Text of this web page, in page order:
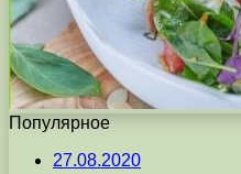
Популярное
27.08.2020